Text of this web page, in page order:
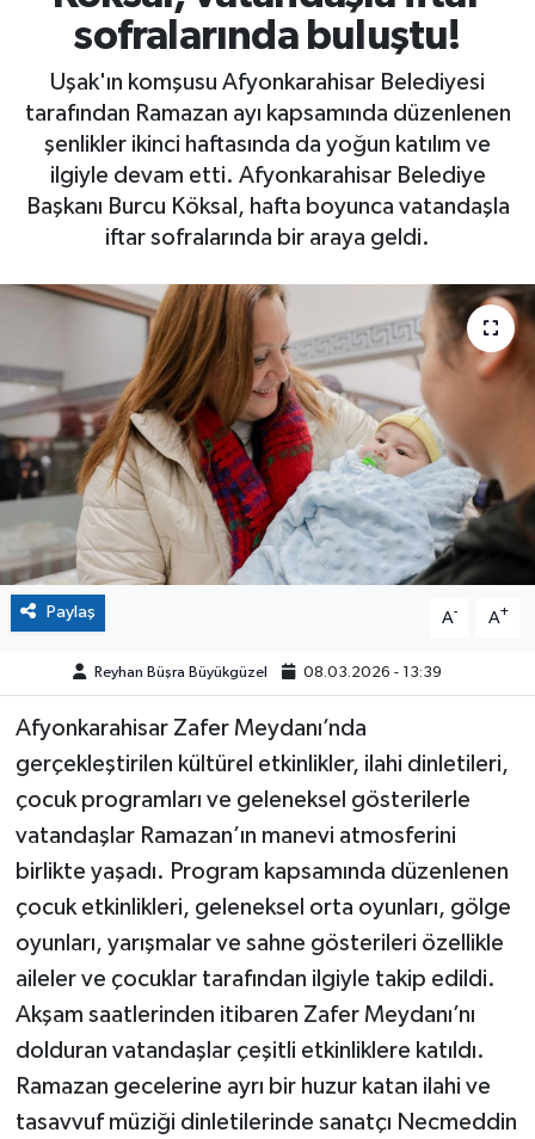
sofralarında buluştu!
Uşak'ın komşusu Afyonkarahisar Belediyesi
tarafından Ramazan ayı kapsamında düzenlenen
şenlikler ikinci haftasında da yoğun katılım ve
ilgiyle devam etti. Afyonkarahisar Belediye
Başkanı Burcu Köksal, hafta boyunca vatandaşla
iftar sofralarında bir araya geldi.
Paylaş A- A+
Reyhan Büşra Büyükgüzel 08.03.2026 - 13:39
Afyonkarahisar Zafer Meydanı’nda
gerçekleştirilen kültürel etkinlikler, ilahi dinletileri,
çocuk programları ve geleneksel gösterilerle
vatandaşlar Ramazan’ın manevi atmosferini
birlikte yaşadı. Program kapsamında düzenlenen
çocuk etkinlikleri, geleneksel orta oyunları, gölge
oyunları, yarışmalar ve sahne gösterileri özellikle
aileler ve çocuklar tarafından ilgiyle takip edildi.
Akşam saatlerinden itibaren Zafer Meydanı’nı
dolduran vatandaşlar çeşitli etkinliklere katıldı.
Ramazan gecelerine ayrı bir huzur katan ilahi ve
tasavvuf müziği dinletilerinde sanatçı Necmeddin